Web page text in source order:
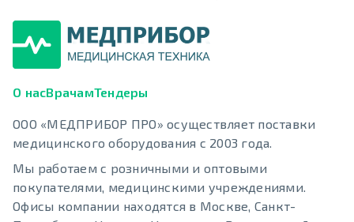
О насВрачамТендеры
ООО «МЕДПРИБОР ПРО» осуществляет поставки
медицинского оборудования с 2003 года.
Мы работаем с розничными и оптовыми
покупателями, медицинскими учреждениями.
Офисы компании находятся в Москве, Санкт-